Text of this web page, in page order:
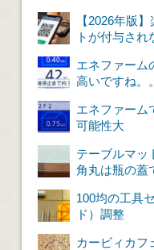
【2026年版
トが付与され
エネファーム
高いですね。
エネファーム
可能性大
テーブルマッ
角丸は瓶の蓋
100均の工具
ド）調整
カービィカフ